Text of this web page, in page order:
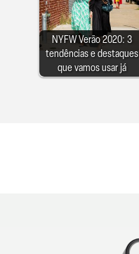
NYFW Verão 2020: 3
tendências e destaques
que vamos usar já